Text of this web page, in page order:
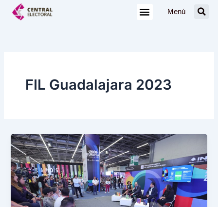
Menú
FIL Guadalajara 2023